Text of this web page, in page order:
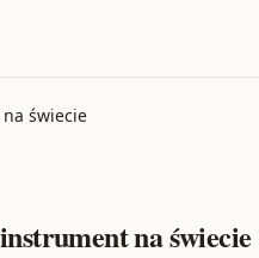
świecie
na świecie